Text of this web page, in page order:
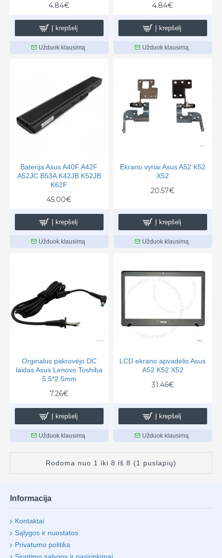
4.84€
Į krepšelį
Užduok klausimą
4.84€
Į krepšelį
Užduok klausimą
Baterija Asus A40F A42F
A52JC B53A K42JB K52JB
K62F
45.00€
Į krepšelį
Užduok klausimą
Ekrano vyriai Asus A52 K52
X52
20.57€
Į krepšelį
Užduok klausimą
Orginalus pakrovėjo DC
laidas Asus Lenovo Toshiba
5.5*2.5mm
7.26€
Į krepšelį
Užduok klausimą
LCD ekrano apvadėlis Asus
A52 K52 X52
31.46€
Į krepšelį
Užduok klausimą
Rodoma nuo 1 iki 8 iš 8 (1 puslapių)
Informacija
Kontaktai
Sąlygos ir nuostatos
Privatumo politika